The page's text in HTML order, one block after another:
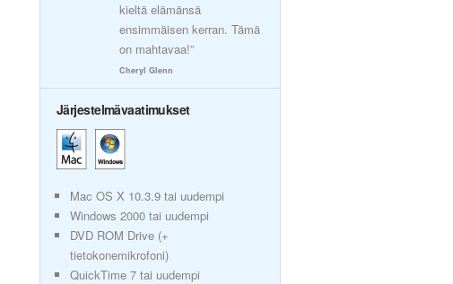
kieltä elämänsä
ensimmäisen kerran. Tämä
on mahtavaa!”
Cheryl Glenn
Järjestelmävaatimukset
Mac OS X 10.3.9 tai uudempi
Windows 2000 tai uudempi
DVD ROM Drive (+
tietokonemikrofoni)
QuickTime 7 tai uudempi